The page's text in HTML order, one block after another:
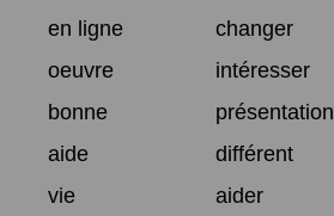
en ligne
changer
oeuvre
intéresser
bonne
présentation
aide
différent
vie
aider